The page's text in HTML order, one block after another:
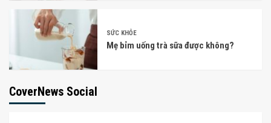
SỨC KHỎE
Mẹ bỉm uống trà sữa được không?
CoverNews Social